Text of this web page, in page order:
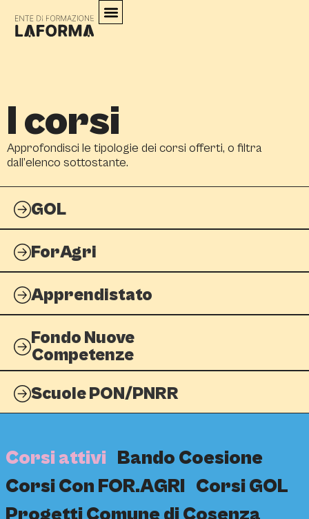
I corsi
Approfondisci le tipologie dei corsi offerti, o filtra
dall’elenco sottostante.
GOL
ForAgri
Apprendistato
Fondo Nuove
Competenze
Scuole PON/PNRR
Bando Coesione
Corsi Con FOR.AGRI Corsi GOL
Corsi attivi